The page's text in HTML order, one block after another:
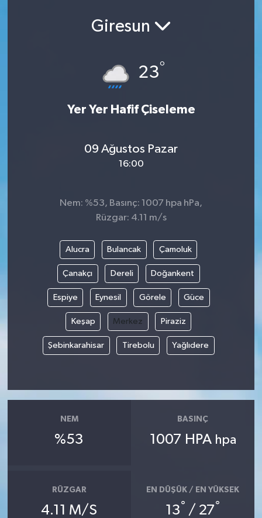
Giresun
23°
Yer Yer Hafif Çiseleme
09 Ağustos Pazar
16:00
Nem: %53, Basınç: 1007 hpa hPa,
Rüzgar: 4.11 m/s
Alucra Bulancak Çamoluk
Çanakçı Dereli Doğankent
Espiye Eynesil Görele Güce
Keşap Merkez Piraziz
Şebinkarahisar Tirebolu Yağlıdere
NEM
%53
BASINÇ
1007 HPA hpa
RÜZGAR
4.11 M/S
EN DÜŞÜK / EN YÜKSEK
13° / 27°